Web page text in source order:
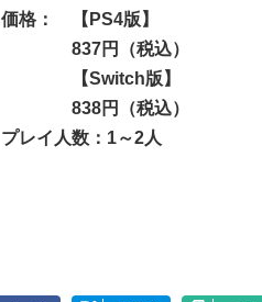
価格：
【PS4版】
837円（税込）
【Switch版】
838円（税込）
プレイ人数：1～2人